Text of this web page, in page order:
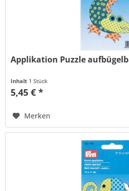
Applikation Puzzle
Inhalt 1 Stück
5,45 € *
Merken